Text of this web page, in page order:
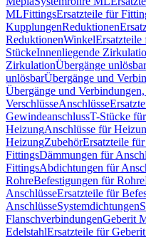
MLFittingsErsatzteile für
KupplungenReduktionen
ReduktionenWinkel
StückeInnenliegende
ZirkulationÜbergänge unlösbar
unlösbarÜbergänge und
Übergänge und
VerschlüsseAnschlüsse
GewindeanschlussT-Stücke
HeizungAnschlüsse für
HeizungZubehörErsatzteile
FittingsDämmungen für
FittingsAbdichtungen für
RohreBefestigungen für Rohre
AnschlüsseErsatzteile für
AnschlüsseSystemdichtungen
FlanschverbindungenGeberit
EdelstahlErsatzteile für